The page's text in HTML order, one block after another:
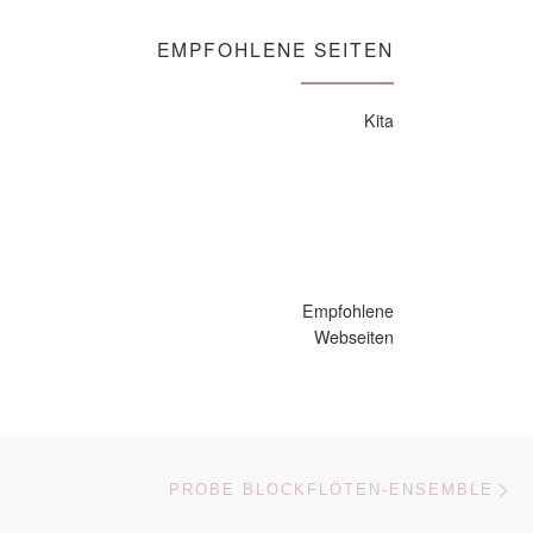
EMPFOHLENE SEITEN
Kita
Empfohlene
Webseiten
PROBE BLOCKFLÖTEN-ENSEMBLE